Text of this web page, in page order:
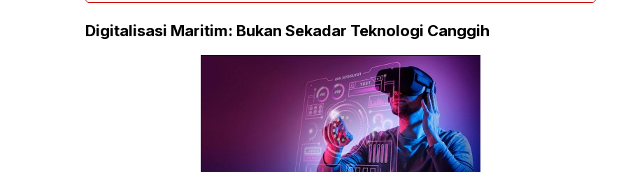
Digitalisasi Maritim: Bukan Sekadar Teknologi Canggih